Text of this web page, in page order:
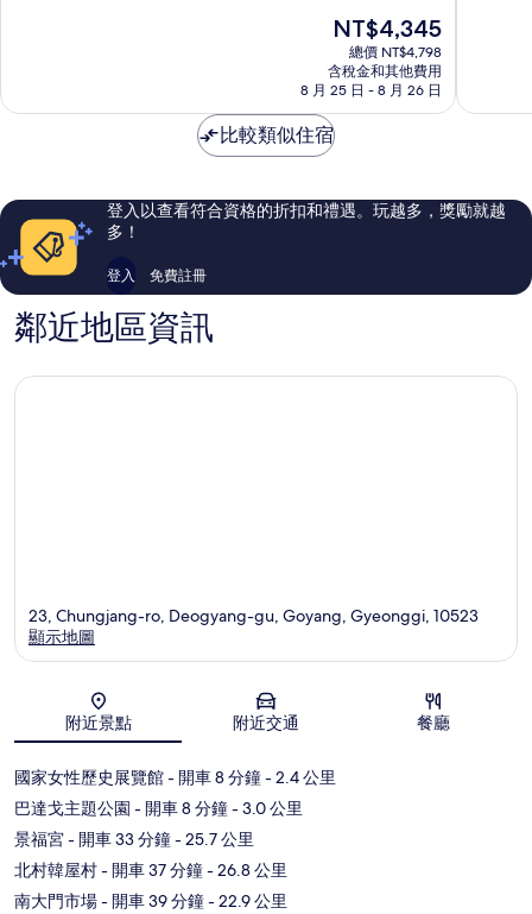
棒
評
論
現
價
格
為
NT$4,345
NT$4,345
總價 NT$4,798
含稅金和其他費用
8 月 25 日 - 8 月 26 日
夠
評
論
比較類似住宿
登入以查看符合資格的折扣和禮遇。玩越多，獎勵就越
多！
登入 免費註冊
鄰近地區資訊
地圖
23, Chungjang-ro, Deogyang-gu, Goyang, Gyeonggi, 10523
顯示地圖
附近景點 附近交通 餐廳
國家女性歷史展覽館- 開車 8 分鐘- 2.4 公里
巴達戈主題公園 - 開車 8 分鐘- 3.0 公里
景福宮- 開車 33 分鐘- 25.7 公里
北村韓屋村- 開車 37 分鐘- 26.8 公里
南大門市場- 開車 39 分鐘- 22.9 公里